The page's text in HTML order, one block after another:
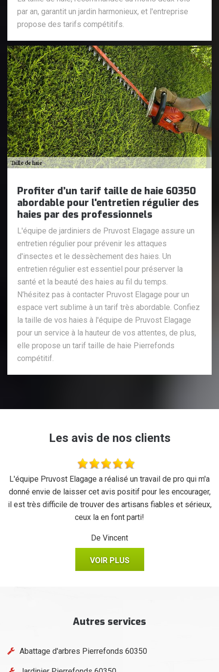
par an, garantit un jardin harmonieux, et l'entreprise
propose des tarifs compétitifs.
Profiter d’un tarif taille de haie 60350
abordable pour l'entretien régulier des
haies par des professionnels
L'équipe de jardiniers de Pruvost Elagage assure un
entretien régulier pour prévenir les attaques
d'insectes et le dessèchement des haies. Un
entretien régulier est essentiel pour préserver la
santé et la beauté des haies au fil du temps.
N’hésitez pas à contacter Pruvost Elagage pour un
espace vert sublime à un tarif très abordable. Confiez
la taille de vos haies à l'équipe de Pruvost Elagage
pour un service à la hauteur de vos attentes, de plus,
elle propose un tarif taille de haie Pierrefonds
compétitif.
Les avis de nos clients
L'équipe Pruvost Elagage a réalisé un travail de pro qui m'a
donné envie de laisser cet avis positif pour les encourager,
il est très difficile de trouver des artisans fiables et sérieux,
ceux la en font parti!
De Vincent
VOIR PLUS
Autres services
Abattage d'arbres Pierrefonds 60350